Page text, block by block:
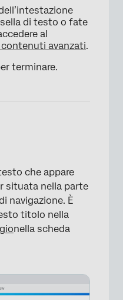
×
di testo o fate
al
avanzati.
terminare.
che appare
situata nella parte
navigazione. È
titolo nella
nella scheda